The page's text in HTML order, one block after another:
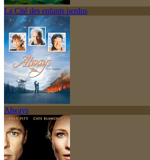
La Cité des enfants perdus
Always